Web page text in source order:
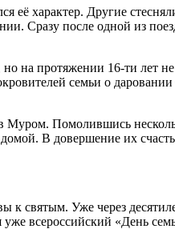
характер. Другие
Сразу после одной из
на протяжении 16-ти лет
семьи о
в Муром. Помолившись
В довершение их
к святым. Уже через
всероссийский «День